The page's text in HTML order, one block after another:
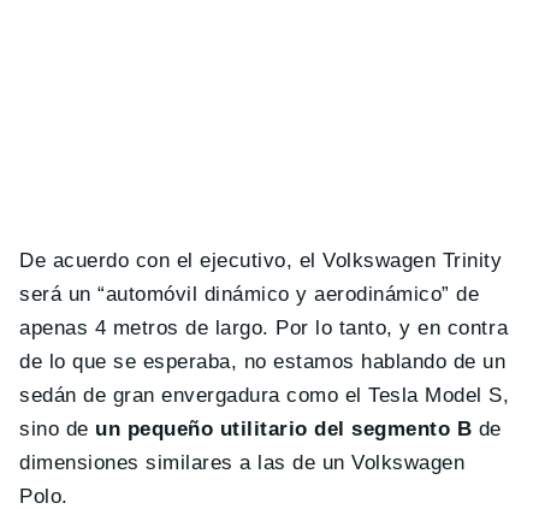
De acuerdo con el ejecutivo, el Volkswagen Trinity
será un “automóvil dinámico y aerodinámico” de
apenas 4 metros de largo. Por lo tanto, y en contra
de lo que se esperaba, no estamos hablando de un
sedán de gran envergadura como el Tesla Model S,
sino de un pequeño utilitario del segmento B de
dimensiones similares a las de un Volkswagen
Polo.